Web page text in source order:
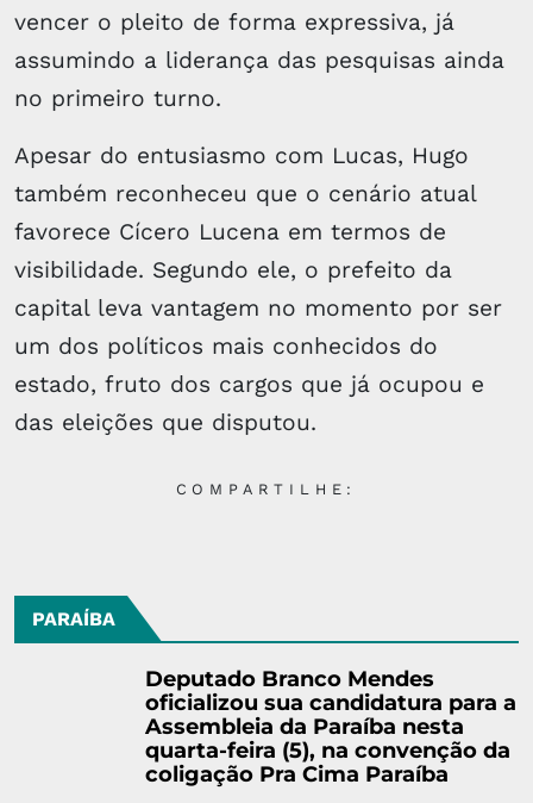
vencer o pleito de forma expressiva, já
assumindo a liderança das pesquisas ainda
no primeiro turno.
Apesar do entusiasmo com Lucas, Hugo
também reconheceu que o cenário atual
favorece Cícero Lucena em termos de
visibilidade. Segundo ele, o prefeito da
capital leva vantagem no momento por ser
um dos políticos mais conhecidos do
estado, fruto dos cargos que já ocupou e
das eleições que disputou.
COMPARTILHE:
PARAÍBA
Deputado Branco Mendes
oficializou sua candidatura para a
Assembleia da Paraíba nesta
quarta-feira (5), na convenção da
coligação Pra Cima Paraíba